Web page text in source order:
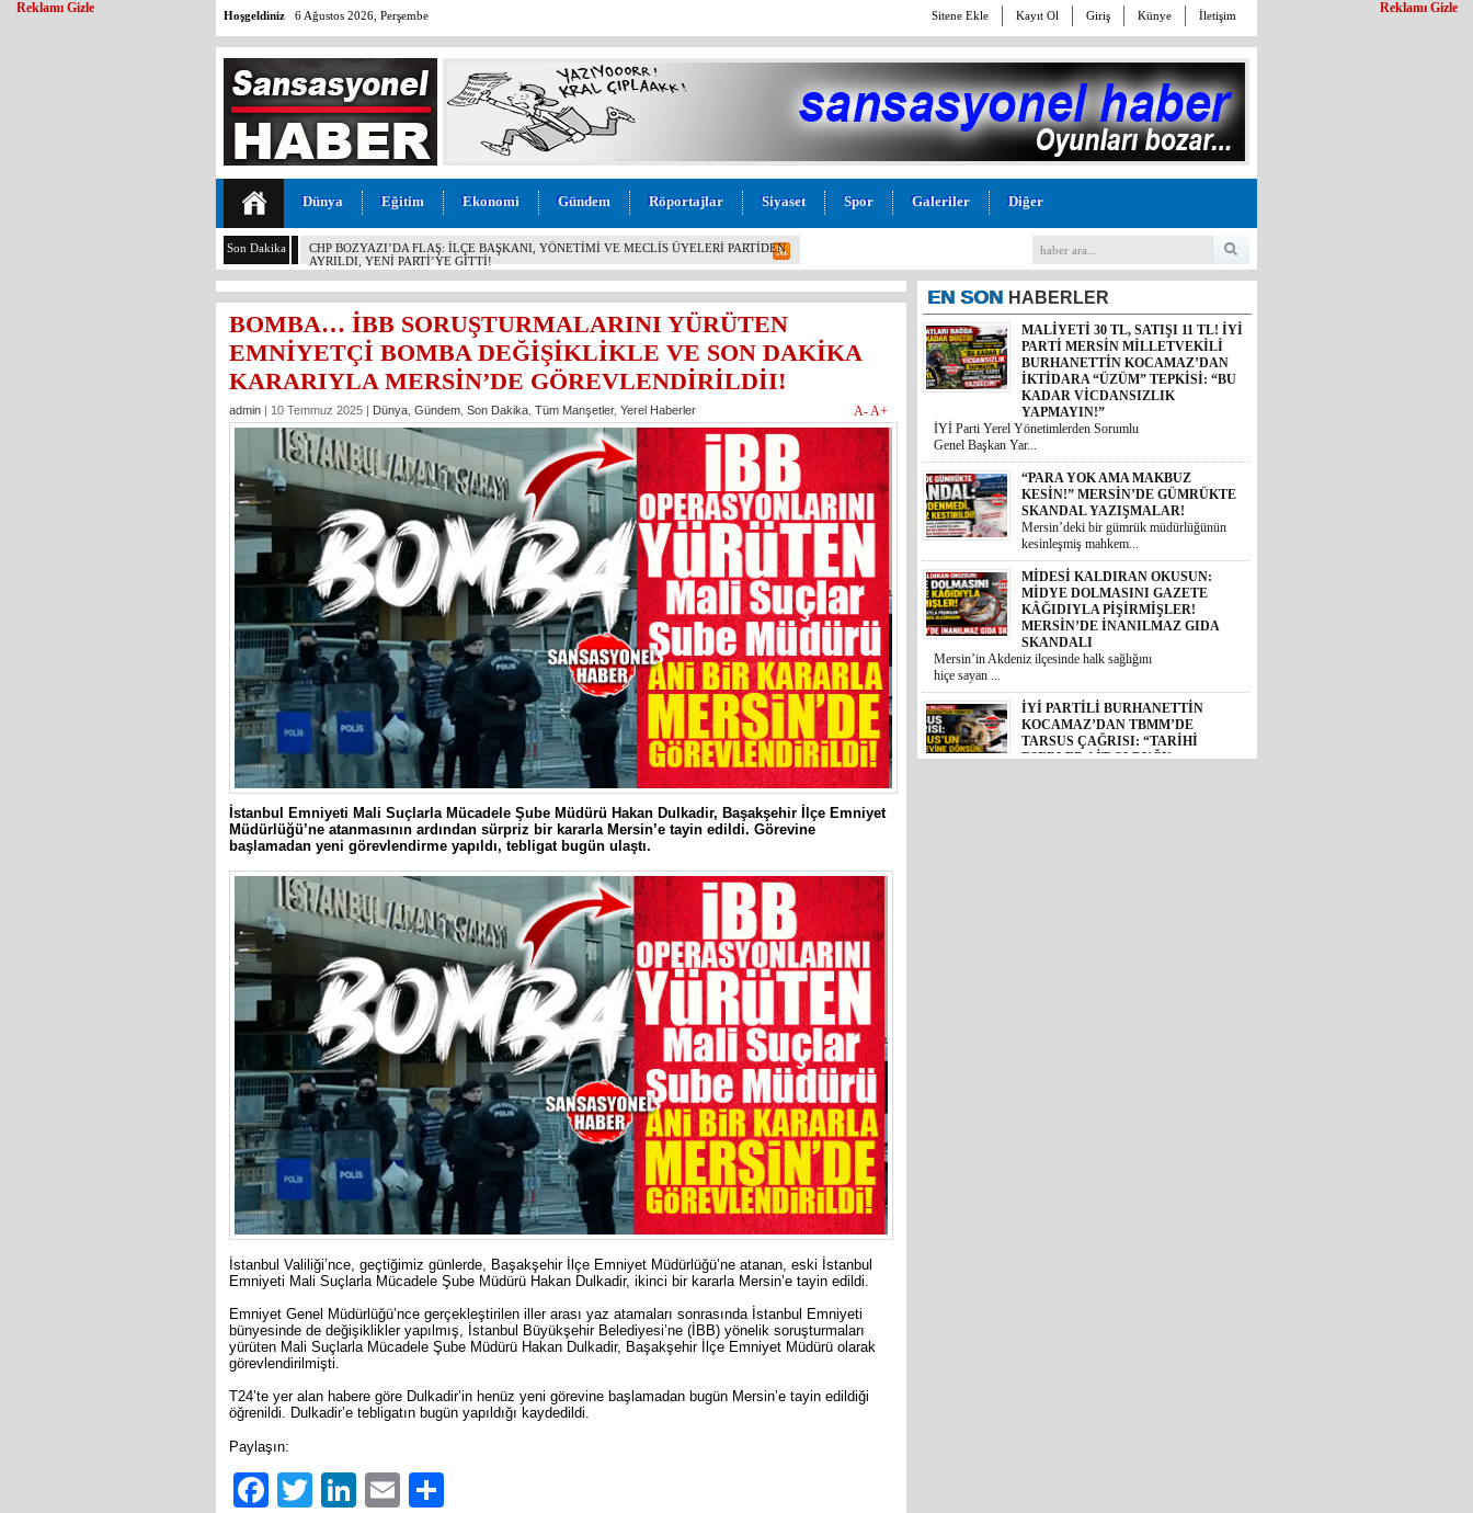
Hoşgeldiniz 6 Ağustos 2026, Perşembe Sitene Ekle Kayıt Ol Giriş Künye İletişim
Dünya Eğitim Ekonomi Gündem Röportajlar Siyaset Spor Galeriler Diğer
Son Dakika
MALİYETİ 30 TL, SATIŞI 11 TL! İYİ PARTİ MERSİN MİLLETVEKİLİ BURHANETTİN
KOCAMAZ’DAN İKTİDARA “ÜZÜM” TEPKİSİ: “BU KADAR VİCDANSIZLIK
YAPMAYIN!”
BOMBA… İBB SORUŞTURMALARINI YÜRÜTEN
EMNİYETÇİ BOMBA DEĞİŞİKLİKLE VE SON DAKİKA
KARARIYLA MERSİN’DE GÖREVLENDİRİLDİI!
admin | 10 Temmuz 2025 | Dünya Gündem Son Dakika Tüm Manşetler, Yerel Haberler A-A+
İstanbul Emniyeti Mali Suçlarla Mücadele Şube Müdürü Hakan Dulkadir, Başakşehir İlçe Emniyet
Müdürlüğü’ne atanmasının ardından sürpriz bir kararla Mersin’e tayin edildi. Görevine
başlamadan yeni görevlendirme yapıldı, tebligat bugün ulaştı.
İstanbul Valiliği’nce, geçtiğimiz günlerde, Başakşehir İlçe Emniyet Müdürlüğü’ne atanan, eski İstanbul
Emniyeti Mali Suçlarla Mücadele Şube Müdürü Hakan Dulkadir, ikinci bir kararla Mersin’e tayin edildi.
Emniyet Genel Müdürlüğü’nce gerçekleştirilen iller arası yaz atamaları sonrasında İstanbul Emniyeti
bünyesinde de değişiklikler yapılmış, İstanbul Büyükşehir Belediyesi’ne (İBB) yönelik soruşturmaları
yürüten Mali Suçlarla Mücadele Şube Müdürü Hakan Dulkadir, Başakşehir İlçe Emniyet Müdürü olarak
görevlendirilmişti.
T24’te yer alan habere göre Dulkadir’in henüz yeni görevine başlamadan bugün Mersin’e tayin edildiği
öğrenildi. Dulkadir’e tebligatın bugün yapıldığı kaydedildi.
Paylaşın:
Facebook
TwitterLinkedIn
Email
EN SON HABERLER
MALİYETİ 30 TL, SATIŞI 11 TL! İYİ
PARTİ MERSİN MİLLETVEKİLİ
BURHANETTİN KOCAMAZ’DAN
İKTİDARA “ÜZÜM” TEPKİSİ: “BU
KADAR VİCDANSIZLIK
YAPMAYIN!”
İYİ Parti Yerel Yönetimlerden Sorumlu
Genel Başkan Yar...
“PARA YOK AMA MAKBUZ
KESİN!” MERSİN’DE GÜMRÜKTE
SKANDAL YAZIŞMALAR!
Mersin’deki bir gümrük müdürlüğünün
kesinleşmiş mahkem...
MİDESİ KALDIRAN OKUSUN:
MİDYE DOLMASINI GAZETE
KÂĞIDIYLA PİŞİRMİŞLER!
MERSİN’DE İNANILMAZ GIDA
SKANDALI
Mersin’in Akdeniz ilçesinde halk sağlığını
hiçe sayan ...
İYİ PARTİLİ BURHANETTİN
KOCAMAZ’DAN TBMM’DE
TARSUS ÇAĞRISI: “TARİHİ
ESERLER AİT OLDUĞU
TOPRAKLARA DÖNMELİ!”
İYİ Parti Mersin Milletvekili Burhanettin
Kocamaz, TBM...
GÜNÜN ÜNİVERSİTE TEZ
KONUSU! BOZYAZI BELEDİYE
BAŞKANI MUSTAFA
Reklamı Gizle
Reklamı Gizle